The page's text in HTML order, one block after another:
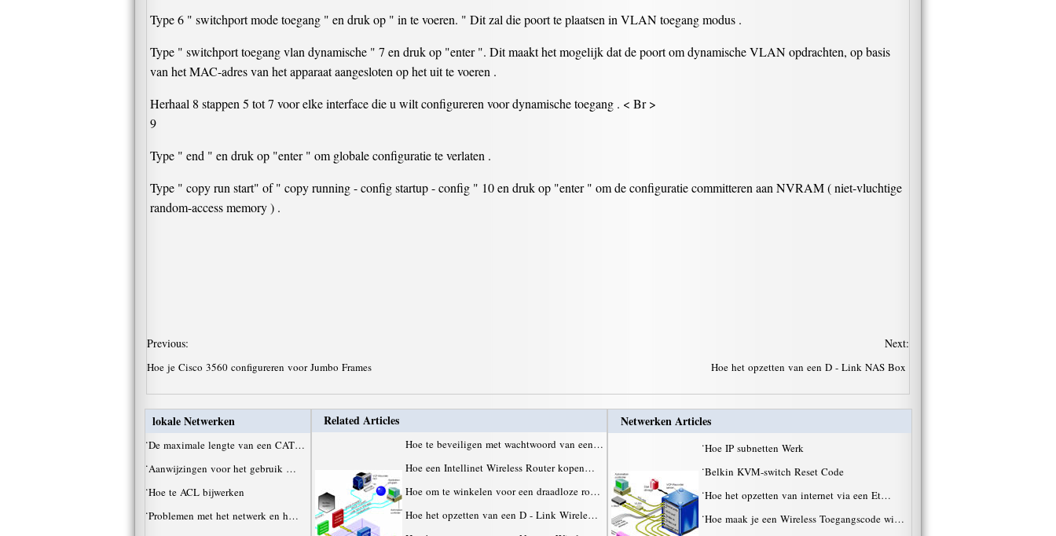
Type 6 " switchport mode toegang " en druk op " in te voeren. " Dit zal die poort te plaatsen in VLAN toegang modus .
Type " switchport toegang vlan dynamische " 7 en druk op "enter ". Dit maakt het mogelijk dat de poort om dynamische VLAN opdrachten, op basis
van het MAC-adres van het apparaat aangesloten op het uit te voeren .
Herhaal 8 stappen 5 tot 7 voor elke interface die u wilt configureren voor dynamische toegang . < Br >
9
Type " end " en druk op "enter " om globale configuratie te verlaten .
Type " copy run start" of " copy running - config startup - config " 10 en druk op "enter " om de configuratie committeren aan NVRAM ( niet-vluchtige
random-access memory ) .
Previous:
Hoe je Cisco 3560 configureren voor Jumbo Frames
Next:
Hoe het opzetten van een D - Link NAS Box
lokale Netwerken
·De maximale lengte van een CAT…
·Aanwijzingen voor het gebruik …
·Hoe te ACL bijwerken
·Problemen met het netwerk en h…
Related Articles
Hoe te beveiligen met wachtwoord van een…
Hoe een Intellinet Wireless Router kopen…
Hoe om te winkelen voor een draadloze ro…
Hoe het opzetten van een D - Link Wirele…
Netwerken Articles
·Hoe IP subnetten Werk
·Belkin KVM-switch Reset Code
·Hoe het opzetten van internet via een Et…
·Hoe maak je een Wireless Toegangscode wi…